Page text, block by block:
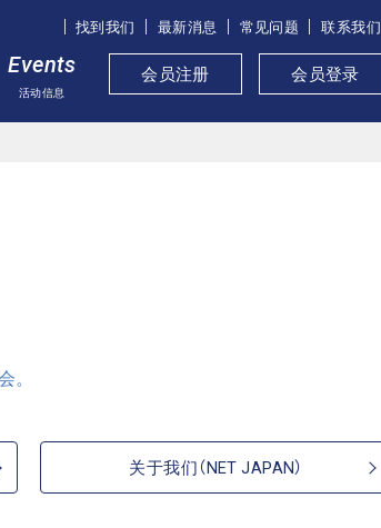
Events
活动信息
找到我们 最新消息 常见问题 联系我们
会员注册 会员登录
关于我们（NET JAPAN）